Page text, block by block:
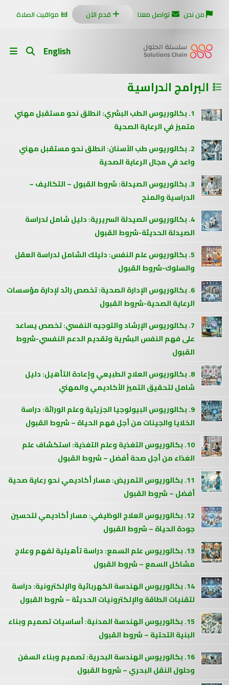
من نحن تواصل معنا قدم الآن مواقيت الصلاة
English
البرامج الدراسية
1. بكالوريوس الطب البشري: انطلق نحو مستقبل مهني
متميز في الرعاية الصحية
2. بكالوريوس طب الأسنان: انطلق نحو مستقبل مهني
واعد في مجال الرعاية الصحية
3. بكالوريوس الصيدلة: شروط القبول – التكاليف –
الدراسية والمنح
4. بكالوريوس الصيدلة السريرية: دليل شامل لدراسة
الصيدلة الحديثة-شروط القبول
5. بكالوريوس علم النفس: دليلك الشامل لدراسة العقل
والسلوك-شروط القبول
6. بكالوريوس الإدارة الصحية: تخصص رائد لإدارة مؤسسات
الرعاية الصحية-شروط القبول
7. بكالوريوس الإرشاد والتوجيه النفسي: تخصص يساعد
على فهم النفس البشرية وتقديم الدعم النفسي-شروط
القبول
8. بكالوريوس العلاج الطبيعي وإعادة التأهيل: دليل
شامل لتحقيق التميز الأكاديمي والمهني
9. بكالوريوس البيولوجيا الجزيئية وعلم الوراثة: دراسة
الخلايا والجينات من أجل فهم الحياة – شروط القبول
10. بكالوريوس التغذية وعلم التغذية: استكشاف علم
الغذاء من أجل صحة أفضل – شروط القبول
11. بكالوريوس التمريض: مسار أكاديمي نحو رعاية صحية
أفضل – شروط القبول
12. بكالوريوس العلاج الوظيفي: مسار أكاديمي لتحسين
جودة الحياة – شروط القبول
13. بكالوريوس علم السمع: دراسة تأهيلية لفهم وعلاج
مشاكل السمع – شروط القبول
14. بكالوريوس الهندسة الكهربائية والإلكترونية: دراسة
لتقنيات الطاقة والإلكترونيات الحديثة – شروط القبول
15. بكالوريوس الهندسة المدنية: أساسيات تصميم وبناء
البنية التحتية – شروط القبول
16. بكالوريوس الهندسة البحرية: تصميم وبناء السفن
وحلول النقل البحري – شروط القبول